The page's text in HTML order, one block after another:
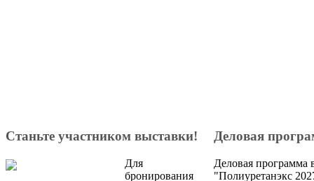
Станьте участником выставки!
Для
бронирования
Деловая
Деловая программа
"Полиуретанэкс